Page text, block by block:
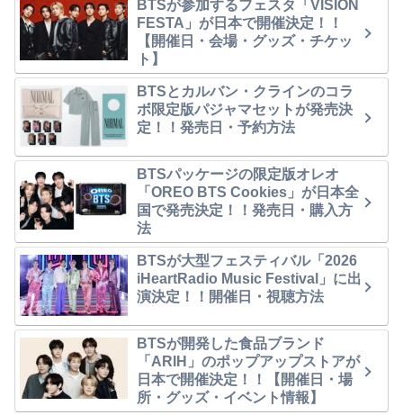
BTSが参加するフェスタ「VISION
FESTA」が日本で開催決定！！
【開催日・会場・グッズ・チケッ
ト】
BTSとカルバン・クラインのコラ
ボ限定版パジャマセットが発売決
定！！発売日・予約方法
BTSパッケージの限定版オレオ
「OREO BTS Cookies」が日本全
国で発売決定！！発売日・購入方
法
BTSが大型フェスティバル「2026
iHeartRadio Music Festival」に出
演決定！！開催日・視聴方法
BTSが開発した食品ブランド
「ARIH」のポップアップストアが
日本で開催決定！！【開催日・場
所・グッズ・イベント情報】